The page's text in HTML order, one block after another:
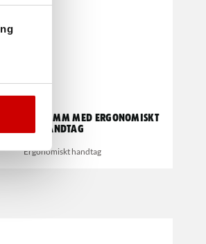
18 mm med ergonomiskt
handtag
Ergonomiskt handtag